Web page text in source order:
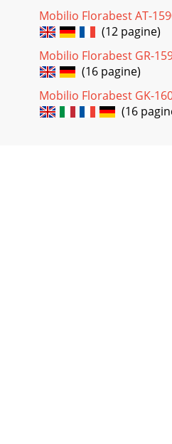
Mobilio Florabest AT-
(12 pagine)
Mobilio Florabest GR-
(16 pagine)
Mobilio Florabest GK-
(16